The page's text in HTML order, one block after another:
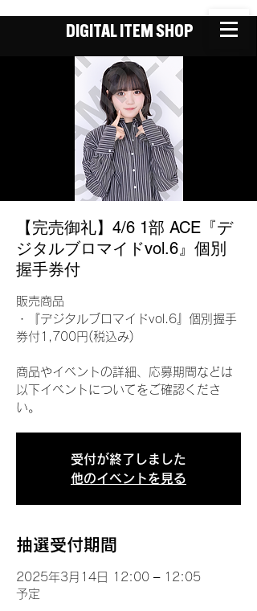
DIGITAL ITEM SHOP
【完売御礼】4/6 1部 ACE『デ
ジタルブロマイドvol.6』個別
握手券付
販売商品
・『デジタルブロマイドvol.6』個別握手
券付1,700円(税込み)
商品やイベントの詳細、応募期間などは
以下イベントについてをご確認くださ
い。
受付が終了しました
他のイベントを見る
抽選受付期間
2025年3月14日 12:00 – 12:05
予定